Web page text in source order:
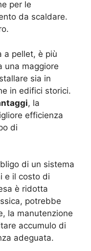
per le
da scaldare.
a pellet, è più
una maggiore
sia in
in edifici storici.
, la
efficienza
di
di un sistema
e il costo di
è ridotta
potrebbe
la manutenzione
accumulo di
adeguata.